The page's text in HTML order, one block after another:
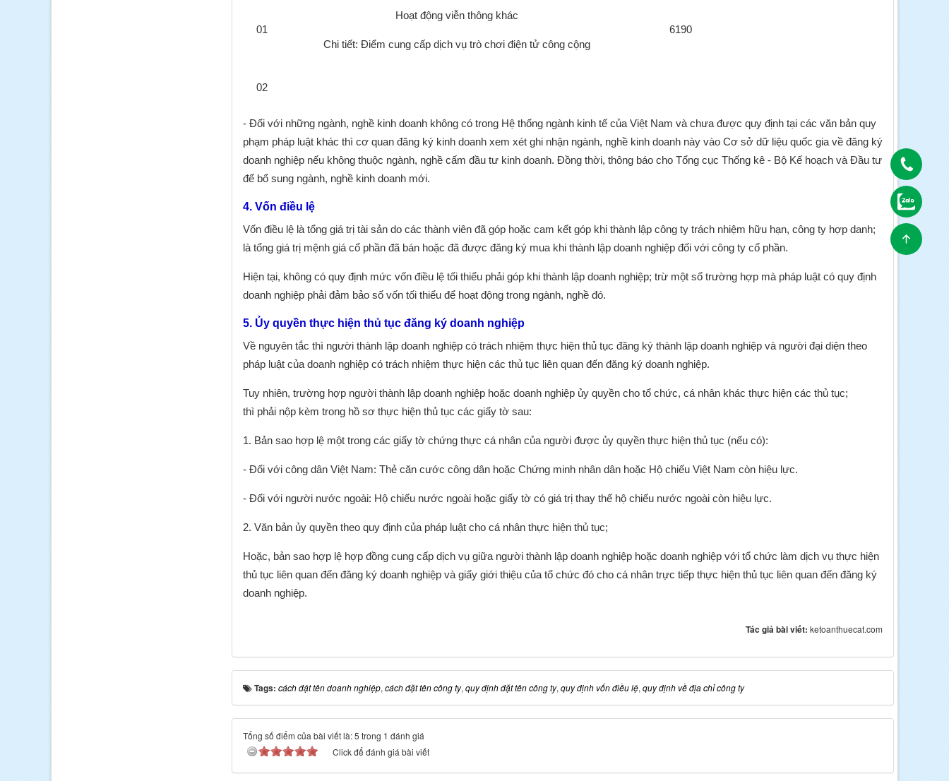
01
Hoạt động viễn thông khác
Chi tiết: Điểm cung cấp dịch vụ trò chơi điện tử công cộng
6190
02
- Đối với những ngành, nghề kinh doanh không có trong Hệ thống ngành kinh tế của Việt Nam và chưa được quy định tại các văn bản quy
phạm pháp luật khác thì cơ quan đăng ký kinh doanh xem xét ghi nhận ngành, nghề kinh doanh này vào Cơ sở dữ liệu quốc gia về đăng ký
doanh nghiệp nếu không thuộc ngành, nghề cấm đầu tư kinh doanh. Đồng thời, thông báo cho Tổng cục Thống kê - Bộ Kế hoạch và Đầu tư
để bổ sung ngành, nghề kinh doanh mới.
4. Vốn điều lệ
Vốn điều lệ là tổng giá trị tài sản do các thành viên đã góp hoặc cam kết góp khi thành lập công ty trách nhiệm hữu hạn, công ty hợp danh;
là tổng giá trị mệnh giá cổ phần đã bán hoặc đã được đăng ký mua khi thành lập doanh nghiệp đối với công ty cổ phần.
Hiện tại, không có quy định mức vốn điều lệ tối thiểu phải góp khi thành lập doanh nghiệp; trừ một số trường hợp mà pháp luật có quy định
doanh nghiệp phải đảm bảo số vốn tối thiểu để hoạt động trong ngành, nghề đó.
5. Ủy quyền thực hiện thủ tục đăng ký doanh nghiệp
Về nguyên tắc thì người thành lập doanh nghiệp có trách nhiệm thực hiện thủ tục đăng ký thành lập doanh nghiệp và người đại diện theo
pháp luật của doanh nghiệp có trách nhiệm thực hiện các thủ tục liên quan đến đăng ký doanh nghiệp.
Tuy nhiên, trường hợp người thành lập doanh nghiệp hoặc doanh nghiệp ủy quyền cho tổ chức, cá nhân khác thực hiện các thủ tục;
thì phải nộp kèm trong hồ sơ thực hiện thủ tục các giấy tờ sau:
1. Bản sao hợp lệ một trong các giấy tờ chứng thực cá nhân của người được ủy quyền thực hiện thủ tục (nếu có):
- Đối với công dân Việt Nam: Thẻ căn cước công dân hoặc Chứng minh nhân dân hoặc Hộ chiếu Việt Nam còn hiệu lực.
- Đối với người nước ngoài: Hộ chiếu nước ngoài hoặc giấy tờ có giá trị thay thế hộ chiếu nước ngoài còn hiệu lực.
2. Văn bản ủy quyền theo quy định của pháp luật cho cá nhân thực hiện thủ tục;
Hoặc, bản sao hợp lệ hợp đồng cung cấp dịch vụ giữa người thành lập doanh nghiệp hoặc doanh nghiệp với tổ chức làm dịch vụ thực hiện
thủ tục liên quan đến đăng ký doanh nghiệp và giấy giới thiệu của tổ chức đó cho cá nhân trực tiếp thực hiện thủ tục liên quan đến đăng ký
doanh nghiệp.
Tác giả bài viết: ketoanthuecat.com
Tags: cách đật tên doanh nghiệp, cách đặt tên công ty, quy định đặt tên công ty, quy định vốn điều lệ, quy định về địa chỉ công ty
Tổng số điểm của bài viết là: 5 trong 1 đánh giá
Click để đánh giá bài viết